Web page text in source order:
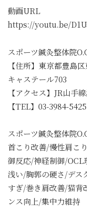
動画URL
https://youtu.be/
スポーツ鍼灸整体院
【住所】東京都豊島
キャステール703
【アクセス】JR山手
【TEL】03-3984-5425
スポーツ鍼灸整体院
首こり改善/慢性肩こ
御反応/神経制御/OCL
浅い/胸郭の硬さ/デス
すぎ/巻き肩改善/猫背
ンス向上/集中力維持